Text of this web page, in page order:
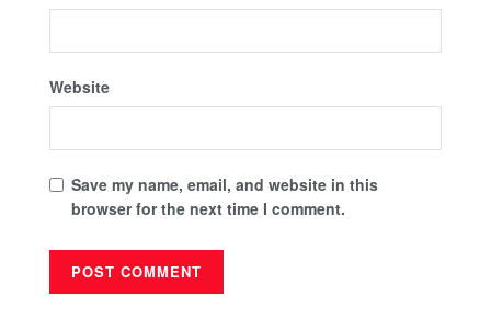
Website
Save my name, email, and website in this
browser for the next time I comment.